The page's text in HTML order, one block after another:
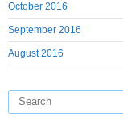
October 2016
September 2016
August 2016